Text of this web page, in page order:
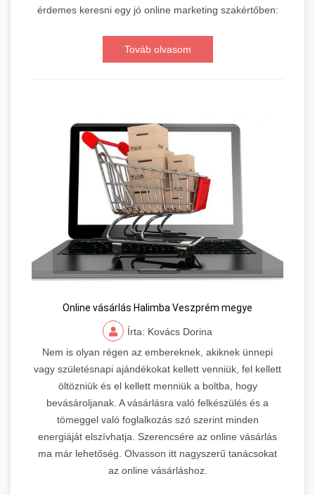
érdemes keresni egy jó online marketing szakértőben:
Továb olvasom
Online vásárlás Halimba Veszprém megye
Írta: Kovács Dorina
Nem is olyan régen az embereknek, akiknek ünnepi
vagy születésnapi ajándékokat kellett venniük, fel kellett
öltözniük és el kellett menniük a boltba, hogy
bevásároljanak. A vásárlásra való felkészülés és a
tömeggel való foglalkozás szó szerint minden
energiáját elszívhatja. Szerencsére az online vásárlás
ma már lehetőség. Olvasson itt nagyszerű tanácsokat
az online vásárláshoz.